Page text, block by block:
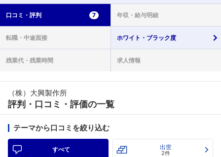
口コミ・ 評判 7 年収・ 給与明細
転職・ 中途面接 ホワイト・ ブラック度
残業代・ 残業時間 求人情報
（株）大興製作所
評判・口コミ・評価の一覧
テーマから口コミを絞り込む
すべて 出世
2件